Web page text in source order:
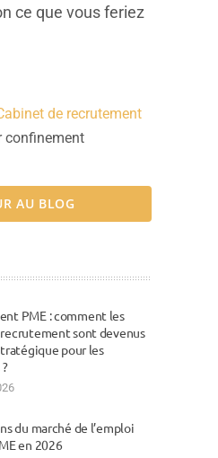
ce que vous feriez
de recrutement
confinement
AU BLOG
PME : comment les
sont devenus
pour les
du marché de l’emploi
en 2026